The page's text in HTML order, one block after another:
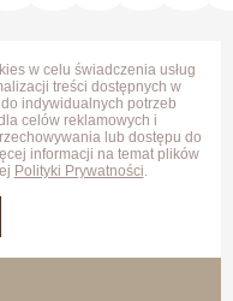
w celu świadczenia usług
treści dostępnych w
indywidualnych potrzeb
celów reklamowych i
lub dostępu do
informacji na temat plików
Polityki Prywatności.